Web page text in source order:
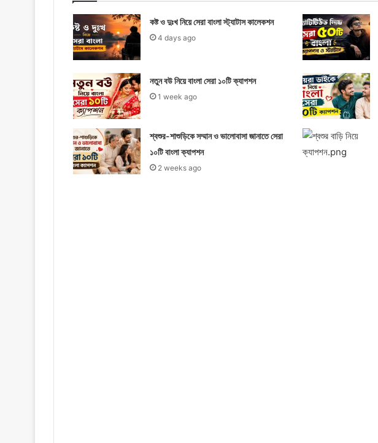
কষ্ট ও দুঃখ নিয়ে সেরা বাংলা স্ট্যাটাস কালেকশন
4 days ago
নতুন বউ নিয়ে বাংলা সেরা ১০টি ক্যাপশন
1 week ago
শ্বশুর-শাশুড়িকে সম্মান ও ভালোবাসা জানাতে সেরা
১০টি বাংলা ক্যাপশন
2 weeks ago